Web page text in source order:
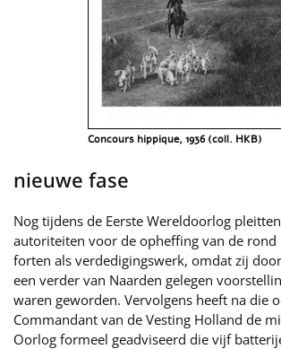
Concours hippique, 1936 (coll. HKB)
nieuwe fase
Nog tijdens de Eerste Wereldoorlog
autoriteiten voor de opheffing van de rond
forten als verdedigingswerk, omdat zij
een verder van Naarden gelegen
waren geworden. Vervolgens heeft na die
Commandant van de Vesting Holland de
Oorlog formeel geadviseerd die vijf